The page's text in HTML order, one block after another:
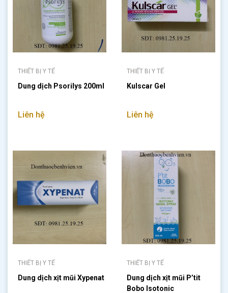
THIẾT BỊ Y TẾ
Dung dịch Psorilys 200ml
Liên hệ
THIẾT BỊ Y TẾ
Kulscar Gel
Liên hệ
THIẾT BỊ Y TẾ
Dung dịch xịt mũi Xypenat
THIẾT BỊ Y TẾ
Dung dịch xịt mũi P’tit
Bobo Isotonic